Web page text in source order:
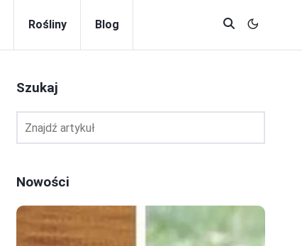
Rośliny Blog
Szukaj
Nowości